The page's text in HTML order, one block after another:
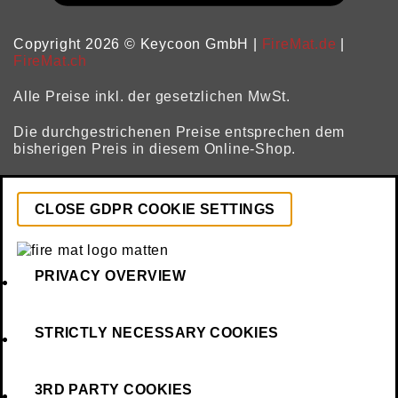
Copyright 2026 © Keycoon GmbH | FireMat.de
FireMat.ch
Alle Preise inkl. der gesetzlichen MwSt.
Die durchgestrichenen Preise entsprechen dem
bisherigen Preis in diesem Online-Shop.
CLOSE GDPR COOKIE SETTINGS
PRIVACY OVERVIEW
STRICTLY NECESSARY COOKIES
3RD PARTY COOKIES